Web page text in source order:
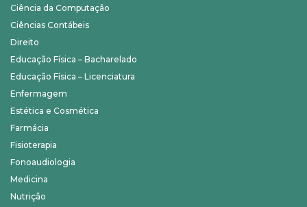
Ciência da Computação
Ciências Contábeis
Direito
Educação Física – Bacharelado
Educação Física – Licenciatura
Enfermagem
Estética e Cosmética
Farmácia
Fisioterapia
Fonoaudiologia
Medicina
Nutrição